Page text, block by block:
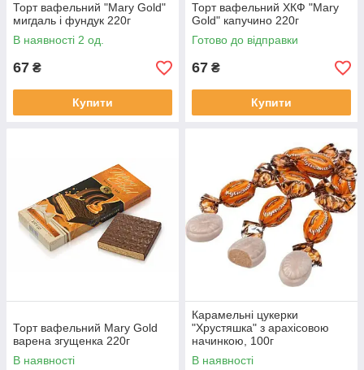
Торт вафельний "Mary Gold"
мигдаль і фундук 220г
В наявності 2 од.
67 ₴
Купити
Торт вафельний ХКФ "Mary
Gold" капучино 220г
Готово до відправки
67 ₴
Купити
Торт вафельний Mary Gold
варена згущенка 220г
В наявності
Карамельні цукерки
"Хрустяшка" з арахісовою
начинкою, 100г
В наявності